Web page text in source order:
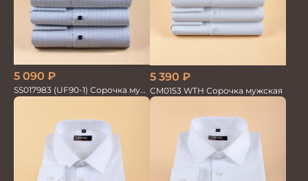
5 090 ₽
SS017983 (UF90-1) Сорочка муж.
GROSTYLE PRIME
5 390 ₽
CM0153 WTH Сорочка мужская